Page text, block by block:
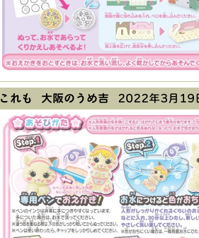
これも 大阪のうめ吉 2022年3月19